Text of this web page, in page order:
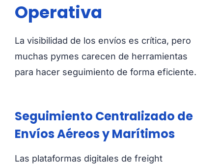
Operativa
La visibilidad de los envíos es crítica, pero
muchas pymes carecen de herramientas
para hacer seguimiento de forma eficiente.
Seguimiento Centralizado de
Envíos Aéreos y Marítimos
Las plataformas digitales de freight